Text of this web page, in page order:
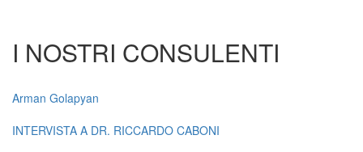
I NOSTRI CONSULENTI
Arman Golapyan
INTERVISTA A DR. RICCARDO CABONI